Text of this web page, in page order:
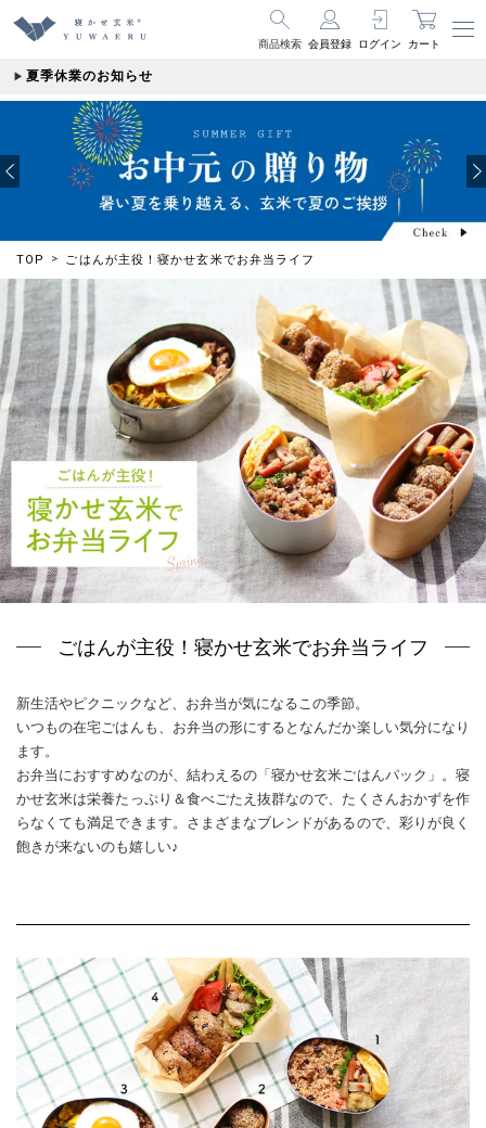
商品検索 会員登録 ログイン カート
夏季休業のお知らせ
TOP ごはんが主役！寝かせ玄米でお弁当ライフ
ごはんが主役！寝かせ玄米でお弁当ライフ
新生活やピクニックなど、お弁当が気になるこの季節。
いつもの在宅ごはんも、お弁当の形にするとなんだか楽しい気分になり
ます。
お弁当におすすめなのが、結わえるの「寝かせ玄米ごはんパック」。寝
かせ玄米は栄養たっぷり＆食べごたえ抜群なので、たくさんおかずを作
らなくても満足できます。さまざまなブレンドがあるので、彩りが良く
飽きが来ないのも嬉しい♪